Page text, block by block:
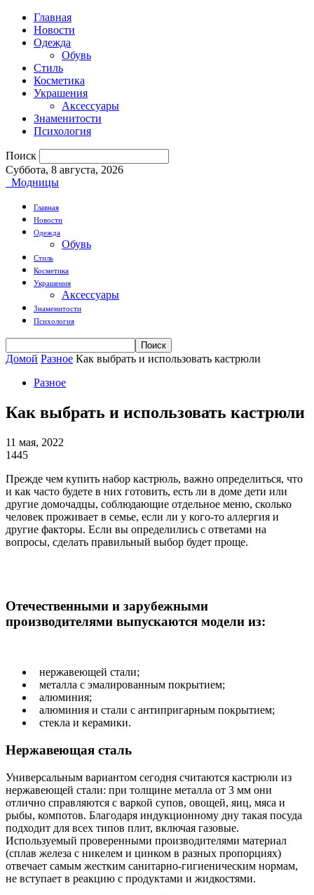
Главная
Новости
Одежда
Обувь
Стиль
Косметика
Украшения
Аксессуары
Знаменитости
Психология
Поиск
Суббота, 8 августа, 2026
Модницы
Главная
Новости
Одежда
Обувь
Стиль
Косметика
Украшения
Аксессуары
Знаменитости
Психология
Домой Разное Как выбрать и использовать кастрюли
Разное
Как выбрать и использовать кастрюли
11 мая, 2022
1445
Прежде чем купить набор кастрюль, важно определиться, что
и как часто будете в них готовить, есть ли в доме дети или
другие домочадцы, соблюдающие отдельное меню, сколько
человек проживает в семье, если ли у кого-то аллергия и
другие факторы. Если вы определились с ответами на
вопросы, сделать правильный выбор будет проще.
Отечественными и зарубежными
производителями выпускаются модели из:
нержавеющей стали;
металла с эмалированным покрытием;
алюминия;
алюминия и стали с антипригарным покрытием;
стекла и керамики.
Нержавеющая сталь
Универсальным вариантом сегодня считаются кастрюли из
нержавеющей стали: при толщине металла от 3 мм они
отлично справляются с варкой супов, овощей, яиц, мяса и
рыбы, компотов. Благодаря индукционному дну такая посуда
подходит для всех типов плит, включая газовые.
Используемый проверенными производителями материал
(сплав железа с никелем и цинком в разных пропорциях)
отвечает самым жестким санитарно-гигиеническим нормам,
не вступает в реакцию с продуктами и жидкостями.